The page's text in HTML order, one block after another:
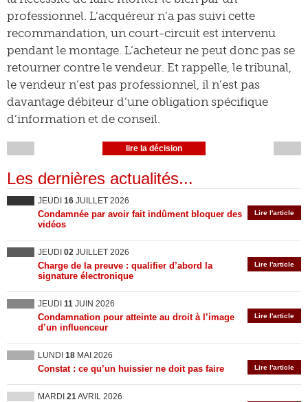
professionnel. L’acquéreur n’a pas suivi cette
recommandation, un court-circuit est intervenu
pendant le montage. L’acheteur ne peut donc pas se
retourner contre le vendeur. Et rappelle, le tribunal,
le vendeur n’est pas professionnel, il n’est pas
davantage débiteur d’une obligation spécifique
d’information et de conseil.
lire la décision
Les dernières actualités...
JEUDI 16 JUILLET 2026
Lire l'article
Condamnée par avoir fait indûment bloquer des
vidéos
JEUDI 02 JUILLET 2026
Lire l'article
Charge de la preuve : qualifier d’abord la
signature électronique
JEUDI 11 JUIN 2026
Lire l'article
Condamnation pour atteinte au droit à l’image
d’un influenceur
LUNDI 18 MAI 2026
Lire l'article
Constat : ce qu’un huissier ne doit pas faire
MARDI 21AVRIL 2026